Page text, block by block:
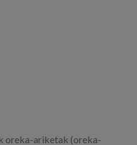
oreka-ariketak (oreka-